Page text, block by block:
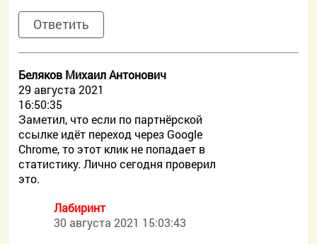
Ответить
Беляков Михаил Антонович
29 августа 2021
16:50:35
Заметил, что если по партнёрской
ссылке идёт переход через Google
Chrome, то этот клик не попадает в
статистику. Лично сегодня проверил
это.
Лабиринт
30 августа 2021 15:03:43